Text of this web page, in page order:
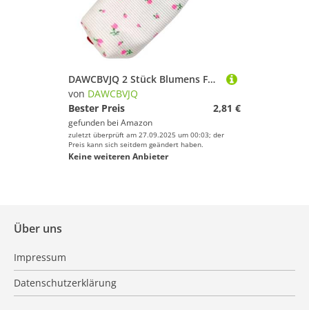
DAWCBVJQ 2 Stück Blumens Federmäppchen, 20x5x5cm Mäppchen Mit Blumens, Aesthetic Federmäppche, Stiftebeutel Mädchen, Mäppchen Mädchen, Stifttasche Klein, Federmäppchen Niedliche, Federtasche
von DAWCBVJQ
Bester Preis
2,81 €
gefunden bei Amazon
zuletzt überprüft am 27.09.2025 um 00:03; der
Preis kann sich seitdem geändert haben.
Keine weiteren Anbieter
Über uns
Impressum
Datenschutzerklärung